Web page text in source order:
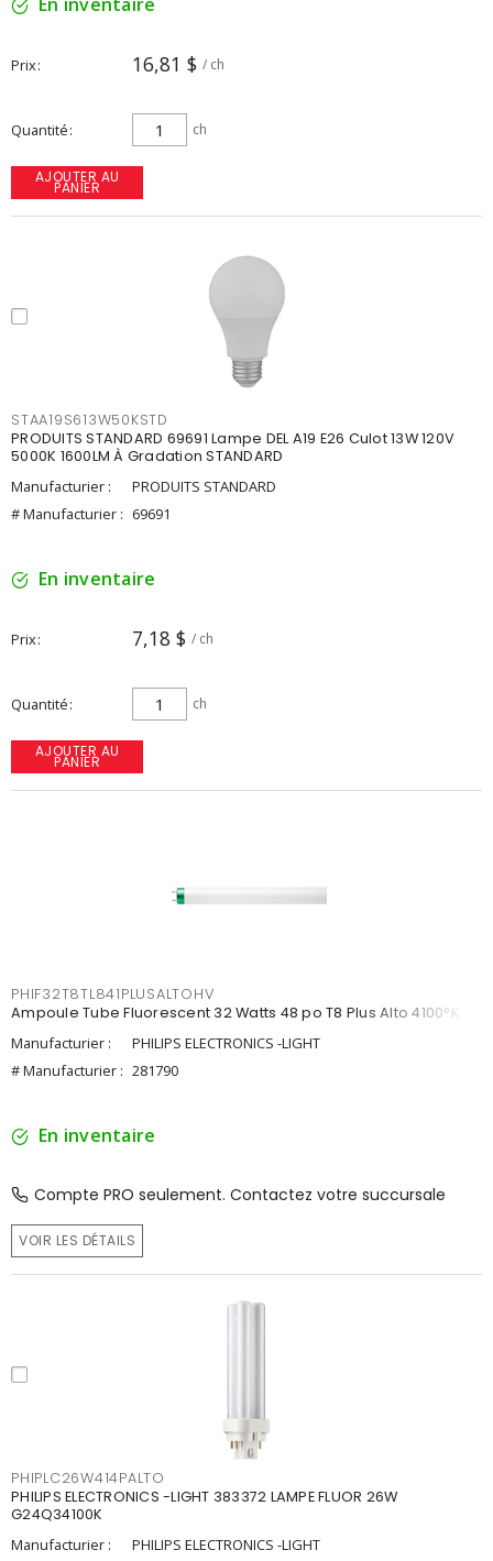
Prix 16,81 $ / ch
Quantité ch
AJOUTER AU
PANIER
STAA19S613W50KSTD
PRODUITS STANDARD 69691 Lampe DEL A19 E26 Culot 13W 120V
5000K 1600LM À Gradation STANDARD
Manufacturier :
PRODUITS STANDARD
# Manufacturier : 69691
En inventaire
Prix 7,18 $ / ch
Quantité ch
AJOUTER AU
PANIER
PHIF32T8TL841PLUSALTOHV
Ampoule Tube Fluorescent 32 Watts 48 po T8 Plus Alto 4100°K
Manufacturier :
PHILIPS ELECTRONICS -LIGHT
# Manufacturier : 281790
En inventaire
Compte PRO seulement. Contactez votre succursale
VOIR LES DÉTAILS
PHIPLC26W414PALTO
PHILIPS ELECTRONICS -LIGHT 383372 LAMPE FLUOR 26W
G24Q34100K
Manufacturier :
PHILIPS ELECTRONICS -LIGHT